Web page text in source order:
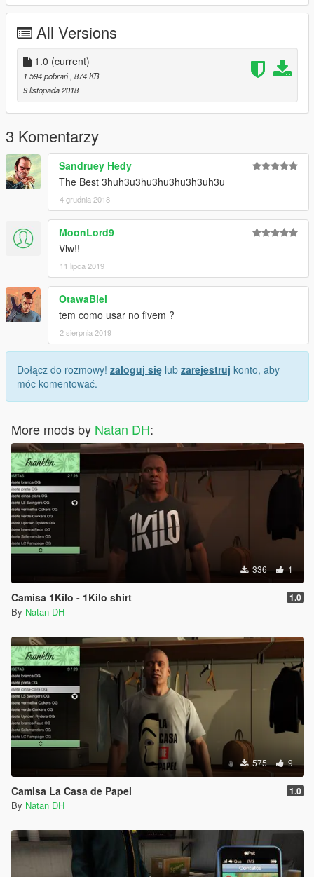
prop_v_cash_pickupa.ytd ''.
Location: Grand Theft Auto
V\x64c.rpf\levels\gta5\props\lev_des\v_minigame.rpf\
All Versions
1.0 (current)
1 594 pobrań , 874 KB
9 listopada 2018
3 Komentarzy
Sandruey Hedy
The Best 3huh3u3hu3hu3hu3h3uh3u
4 grudnia 2018
MoonLord9
Vlw!!
11 lipca 2019
OtawaBiel
tem como usar no fivem ?
2 sierpnia 2019
Dołącz do rozmowy! zaloguj się lub zarejestruj konto, aby
móc komentować.
More mods by Natan DH:
336 1
Camisa 1Kilo - 1Kilo shirt 1.0
By Natan DH
575 9
Camisa La Casa de Papel 1.0
By Natan DH